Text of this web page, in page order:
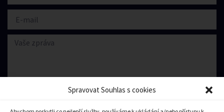
Spravovat Souhlas s cookies